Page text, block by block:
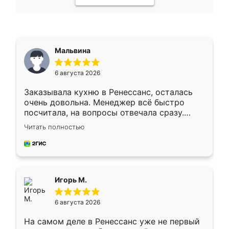
Мальвина
6 августа 2026
Заказывала кухню в Ренессанс, осталась
очень довольна. Менеджер всё быстро
посчитала, на вопросы отвечала сразу.
Замерщик приехал в субботу, подошёл к
делу со всей ответственностью. Собрали
за день, ребята работали аккуратно, даже
Читать полностью
Игорь М.
6 августа 2026
На самом деле в Ренессанс уже не первый